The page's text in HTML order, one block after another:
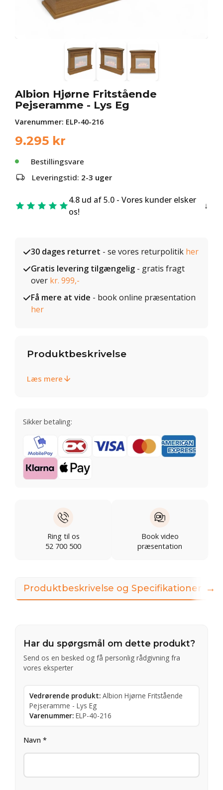
Albion Hjørne Fritstående
Pejseramme - Lys Eg
Varenummer: ELP-40-216
9.295 kr
Bestillingsvare
Leveringstid: 2-3 uger
4.8 ud af 5.0 - Vores kunder elsker
os!
30 dages returret - se vores returpolitik her
Gratis levering tilgængelig - gratis fragt
over kr. 999,-
Få mere at vide - book online præsentation
her
Produktbeskrivelse
Læs mere
Sikker betaling:
Ring til os
52 700 500
Book video
præsentation
Produktbeskrivelse og Specifikationer
Har du spørgsmål om dette produkt?
Send os en besked og få personlig rådgivning fra
vores eksperter
Vedrørende produkt: Albion Hjørne Fritstående
Pejseramme - Lys Eg
Varenummer: ELP-40-216
Navn *
→